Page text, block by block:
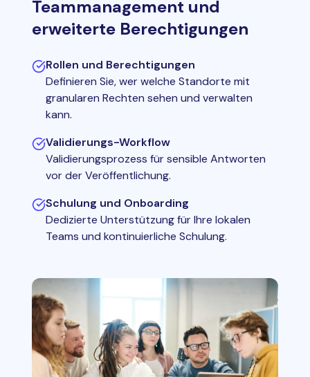
Teammanagement und
erweiterte Berechtigungen
Rollen und Berechtigungen
Definieren Sie, wer welche Standorte mit
granularen Rechten sehen und verwalten
kann.
Validierungs-Workflow
Validierungsprozess für sensible Antworten
vor der Veröffentlichung.
Schulung und Onboarding
Dedizierte Unterstützung für Ihre lokalen
Teams und kontinuierliche Schulung.